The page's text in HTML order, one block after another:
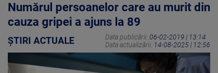
Numărul persoanelor care au murit din
cauza gripei a ajuns la 89
ȘTIRI ACTUALE Data publicării: 06-02-2019 | 13:14
Data actualizării: 14-08-2025 | 12:56